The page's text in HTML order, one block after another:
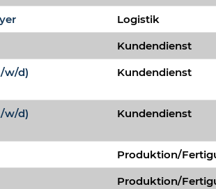
Logistik
Kundendienst
w/d)
Kundendienst
w/d) Kundendienst
Produktion/
Produktion/